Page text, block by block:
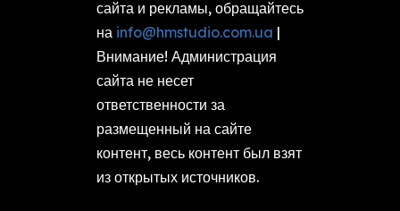
сайта и рекламы, обращайтесь
на info@hmstudio.com.ua |
Внимание! Администрация
сайта не несет
ответственности за
размещенный на сайте
контент, весь контент был взят
из открытых источников.